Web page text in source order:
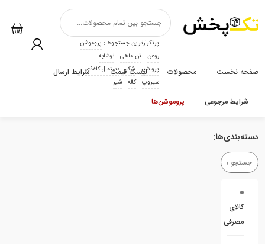
پرتکرارترین جستجوها: پروموشن
روغن
تن ماهی
نوشابه
پرو شیر
شکر
دستمال کاغذی
سیروپ
کاله شیر
صفحه نخست محصولات لیست قیمت شرایط ارسال
شرایط مرجوعی پروموشن‌ها
دسته‌بندی‌ها:
کالای
مصرفی